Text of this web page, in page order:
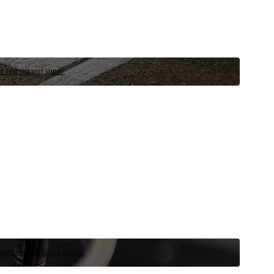
test ortamı sunar.
yedek parça bulun.